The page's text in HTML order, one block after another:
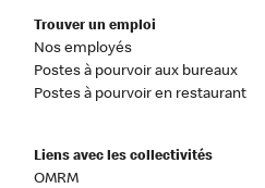
Trouver un emploi
Nos employés
Postes à pourvoir aux bureaux
Postes à pourvoir en restaurant
Liens avec les collectivités
OMRM